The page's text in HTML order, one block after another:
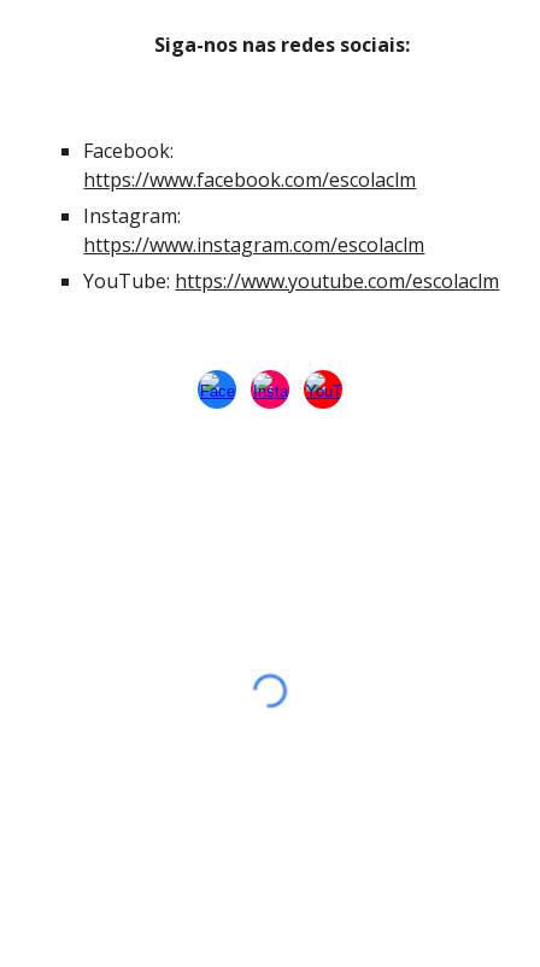
Siga-nos nas redes sociais:
Facebook:
https://www.facebook.com/escolaclm
Instagram:
https://www.instagram.com/escolaclm
YouTube: https://www.youtube.com/escolaclm